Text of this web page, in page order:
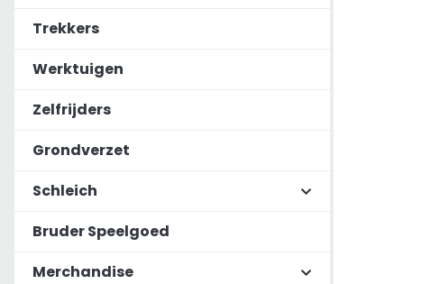
Trekkers
Werktuigen
Zelfrijders
Grondverzet
Schleich
Bruder Speelgoed
Merchandise